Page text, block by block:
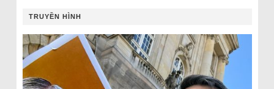
TRUYỀN HÌNH